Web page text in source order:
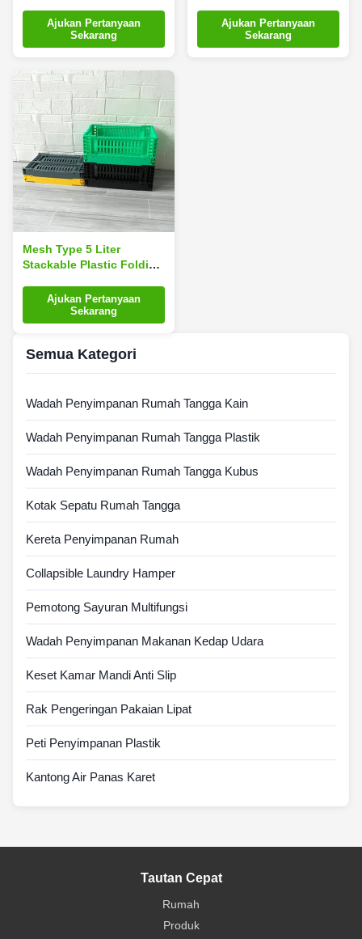
Ajukan Pertanyaan
Sekarang
Ajukan Pertanyaan
Sekarang
Mesh Type 5 Liter
Stackable Plastic Folding
MultiFungsi
Ajukan Pertanyaan
Sekarang
Semua Kategori
Wadah Penyimpanan Rumah Tangga Kain
Wadah Penyimpanan Rumah Tangga Plastik
Wadah Penyimpanan Rumah Tangga Kubus
Kotak Sepatu Rumah Tangga
Kereta Penyimpanan Rumah
Collapsible Laundry Hamper
Pemotong Sayuran Multifungsi
Wadah Penyimpanan Makanan Kedap Udara
Keset Kamar Mandi Anti Slip
Rak Pengeringan Pakaian Lipat
Peti Penyimpanan Plastik
Kantong Air Panas Karet
Tautan Cepat
Rumah
Produk